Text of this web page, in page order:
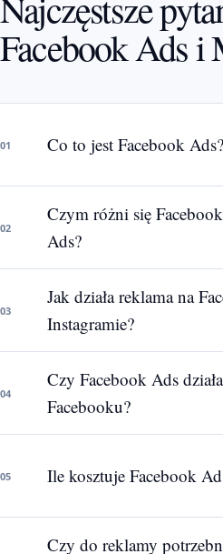
Facebook Ads i
01 Co to jest Facebook Ads?
02
Czym różni się
Ads?
03
Jak działa reklama na
Instagramie?
04
Czy Facebook Ads
Facebooku?
05 Ile kosztuje Facebook
Czy do reklamy